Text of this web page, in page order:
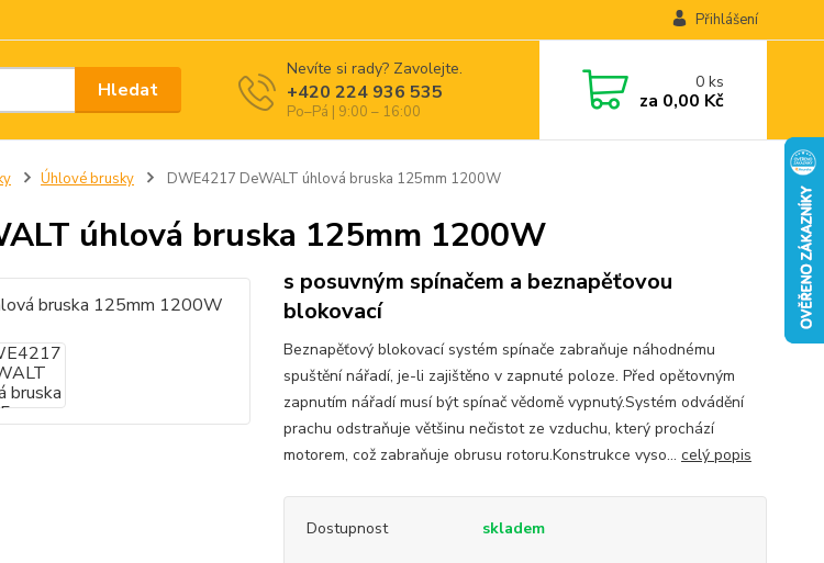
Přihlášení
Hledat
Nevíte si rady? Zavolejte.
+420 224 936 535
Po–Pá | 9:00 – 16:00
0ks
za 0,00 Kč
Úhlové brusky DWE4217 DeWALT úhlová bruska 125mm 1200W
úhlová bruska 125mm 1200W
s posuvným spínačem a beznapěťovou
blokovací
Beznapěťový blokovací systém spínače zabraňuje náhodnému
spuštění nářadí, je-li zajištěno v zapnuté poloze. Před opětovným
zapnutím nářadí musí být spínač vědomě vypnutý.Systém odvádění
prachu odstraňuje většinu nečistot ze vzduchu, který prochází
motorem, což zabraňuje obrusu rotoru.Konstrukce vyso... celý popis
Dostupnost skladem